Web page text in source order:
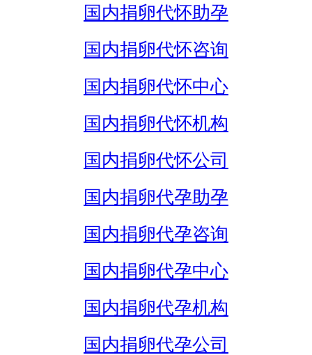
国内捐卵代怀助孕
国内捐卵代怀咨询
国内捐卵代怀中心
国内捐卵代怀机构
国内捐卵代怀公司
国内捐卵代孕助孕
国内捐卵代孕咨询
国内捐卵代孕中心
国内捐卵代孕机构
国内捐卵代孕公司